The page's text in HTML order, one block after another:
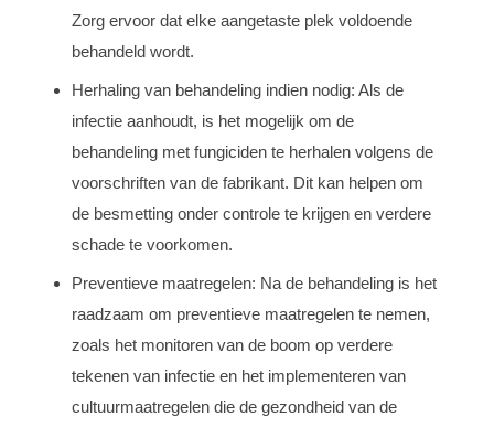
Zorg ervoor dat elke aangetaste plek voldoende
behandeld wordt.
Herhaling van behandeling indien nodig: Als de
infectie aanhoudt, is het mogelijk om de
behandeling met fungiciden te herhalen volgens de
voorschriften van de fabrikant. Dit kan helpen om
de besmetting onder controle te krijgen en verdere
schade te voorkomen.
Preventieve maatregelen: Na de behandeling is het
raadzaam om preventieve maatregelen te nemen,
zoals het monitoren van de boom op verdere
tekenen van infectie en het implementeren van
cultuurmaatregelen die de gezondheid van de